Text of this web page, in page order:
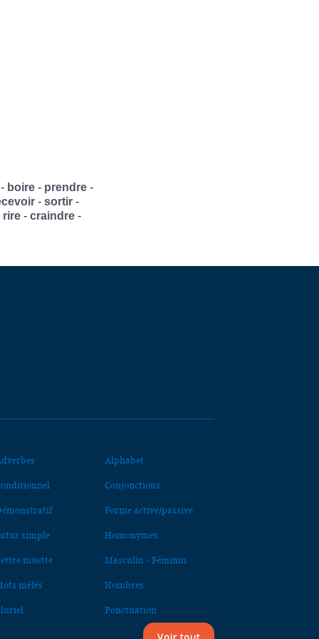
boire- prendre-
- sortir-
rire- craindre-
Alphabet
Conjonctions
Forme active/passive
simple Homonymes
muette Masculin - Féminin
mêlés Nombres
Ponctuation